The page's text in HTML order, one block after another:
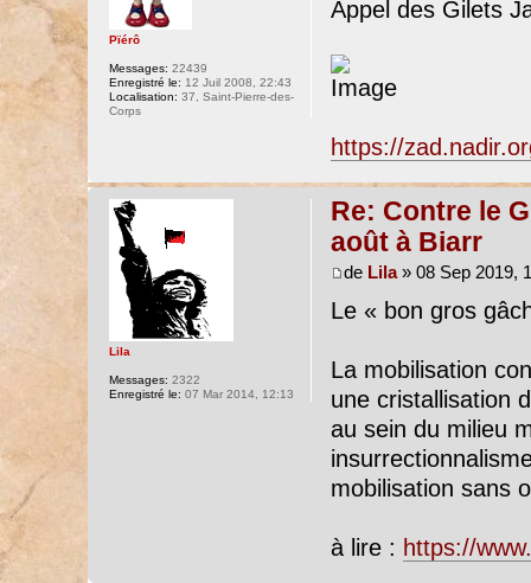
Appel des Gilets
https://
Pïérô
Messages: 22439
Enregistré le: 12 Juil 2008, 22:43
Localisation: 37, Saint-Pierre-des-
Corps
Re: Contre le
août à Biarr
de Lila» 08 Sep 2019,
Le « bon gros
La mobilisation
une cristallisation
au sein du milieu
mobilisation sans
à lire : https://
Lila
Messages: 2322
Enregistré le: 07 Mar 2014, 12:13